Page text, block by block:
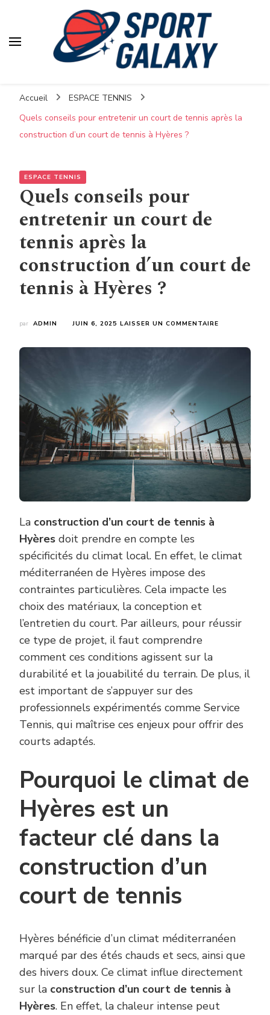
Accueil
ESPACE TENNIS
Quels conseils pour entretenir un court de tennis après la
construction d’un court de tennis à Hyères ?
ESPACE TENNIS
Quels conseils pour
entretenir un court de
tennis après la
construction d’un court de
tennis à Hyères ?
par ADMIN JUIN 6, 2025 LAISSER UN COMMENTAIRE
TENNIS
APRÈS
LA
D’UN
COURT
La construction d’un court de tennis à
Hyères doit prendre en compte les
spécificités du climat local. En effet, le climat
méditerranéen de Hyères impose des
contraintes particulières. Cela impacte les
choix des matériaux, la conception et
l’entretien du court. Par ailleurs, pour réussir
ce type de projet, il faut comprendre
comment ces conditions agissent sur la
durabilité et la jouabilité du terrain. De plus, il
est important de s’appuyer sur des
professionnels expérimentés comme Service
Tennis, qui maîtrise ces enjeux pour offrir des
courts adaptés.
Pourquoi le climat de
Hyères est un
facteur clé dans la
construction d’un
court de tennis
Hyères bénéficie d’un climat méditerranéen
marqué par des étés chauds et secs, ainsi que
des hivers doux. Ce climat influe directement
sur la construction d’un court de tennis à
Hyères. En effet, la chaleur intense peut